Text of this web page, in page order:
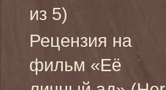
из 5)
Рецензия на
фильм «Её